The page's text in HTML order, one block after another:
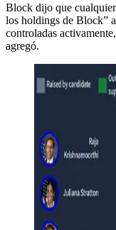
Block dijo que
los holdings de Block”
controladas
agregó.